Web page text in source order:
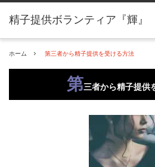
精子提供ボランティア『輝』
ホーム 第三者から精子提供を受ける方法
第三者から精子提供